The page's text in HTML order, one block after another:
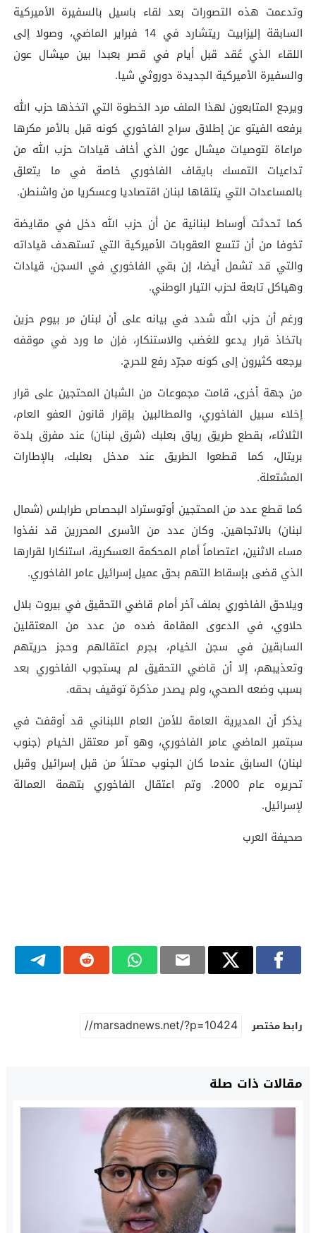
وتدعمت هذه التصورات بعد لقاء باسيل بالسفيرة الأميركية
السابقة إليزابيت ريتشارد في 14 فبراير الماضي، وصولا إلى
اللقاء الذي عُقد قبل أيام في قصر بعبدا بين ميشال عون
والسفيرة الأميركية الجديدة دوروثي شيا.
ويرجع المتابعون لهذا الملف مرد الخطوة التي اتخذها حزب الله
برفعه الفيتو عن إطلاق سراح الفاخوري كونه قبل بالأمر مكرها
مراعاة لتوصيات ميشال عون الذي أخاف قيادات حزب الله من
تداعيات التمسك بايقاف الفاخوري خاصة في ما يتعلق
بالمساعدات التي يتلقاها لبنان اقتصاديا وعسكريا من واشنطن.
كما تحدثت أوساط لبنانية عن أن حزب الله دخل في مقايضة
تخوفا من أن تتسع العقوبات الأميركية التي تستهدف قياداته
والتي قد تشمل أيضا، إن بقي الفاخوري في السجن، قيادات
وهياكل تابعة لحزب التيار الوطني.
ورغم أن حزب الله شدد في بيانه على أن لبنان مر بيوم حزين
باتخاذ قرار يدعو للغضب والاستنكار، فإن ما ورد في موقفه
يرجعه كثيرون إلى كونه مجرّد رفع للحرج.
من جهة أخرى، قامت مجموعات من الشبان المحتجين على قرار
إخلاء سبيل الفاخوري، والمطالبين بإقرار قانون العفو العام،
الثلاثاء، بقطع طريق رياق بعلبك (شرق لبنان) عند مفرق بلدة
بريتال، كما قطعوا الطريق عند مدخل بعلبك، بالإطارات
المشتعلة.
كما قطع عدد من المحتجين أوتوستراد البحصاص طرابلس (شمال
لبنان) بالاتجاهين. وكان عدد من الأسرى المحررين قد نفذوا
مساء الاثنين، اعتصاماً أمام المحكمة العسكرية، استنكارا لقرارها
الذي قضى بإسقاط التهم بحق عميل إسرائيل عامر الفاخوري.
ويلاحق الفاخوري بملف آخر أمام قاضي التحقيق في بيروت بلال
حلاوي، في الدعوى المقامة ضده من عدد من المعتقلين
السابقين في سجن الخيام، بجرم اعتقالهم وحجز حريتهم
وتعذيبهم، إلا أن قاضي التحقيق لم يستجوب الفاخوري بعد
بسبب وضعه الصحي، ولم يصدر مذكرة توقيف بحقه.
يذكر أن المديرية العامة للأمن العام اللبناني قد أوقفت في
سبتمبر الماضي عامر الفاخوري، وهو آمر معتقل الخيام (جنوب
لبنان) السابق عندما كان الجنوب محتلاً من قبل إسرائيل وقبل
تحريره عام 2000. وتم اعتقال الفاخوري بتهمة العمالة
لإسرائيل.
صحيفة العرب
رابط مختصر
مقالات ذات صلة